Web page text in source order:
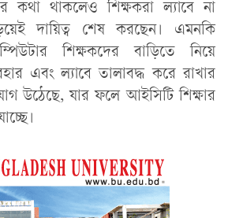
কথা থাকলেও শিক্ষকরা ল্যাবে না
দায়িত্ব শেষ করছেন। এমনকি
শিক্ষকদের বাড়িতে নিয়ে
এবং ল্যাবে তালাবদ্ধ করে রাখার
উঠেছে, যার ফলে আইসিটি শিক্ষার